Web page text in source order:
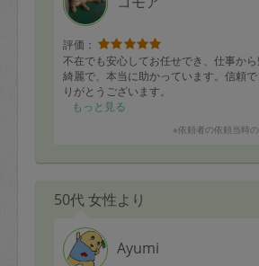
評価：
不在でも安心してお任せでき、仕事か
綺麗で、本当に助かっています。信頼
りがとうございます。
もっと見る
※依頼者の依頼当時
50代 女性より
Ayumi